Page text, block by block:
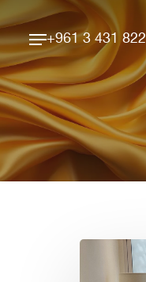
+961 3 431 822
Menu